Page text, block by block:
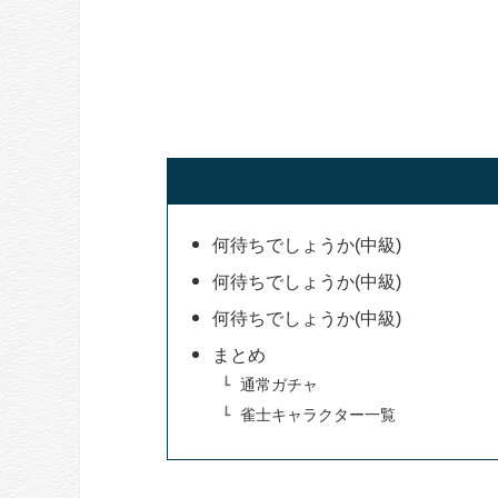
何待ちでしょうか(中級)
何待ちでしょうか(中級)
何待ちでしょうか(中級)
まとめ
通常ガチャ
雀士キャラクター一覧